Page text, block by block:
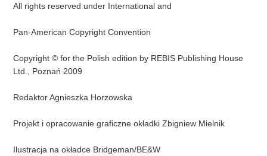
All rights reserved under International and
Pan-American Copyright Convention
Copyright © for the Polish edition by REBIS Publishing House
Ltd., Poznań 2009
Redaktor Agnieszka Horzowska
Projekt i opracowanie graficzne okładki Zbigniew Mielnik
Ilustracja na okładce Bridgeman/BE&W